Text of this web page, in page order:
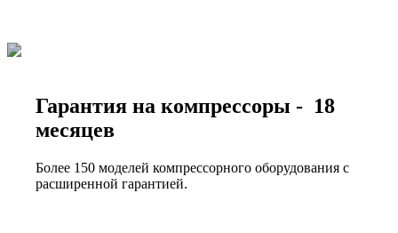
Гарантия на компрессоры - 18
месяцев
Более 150 моделей компрессорного оборудования с
расширенной гарантией.